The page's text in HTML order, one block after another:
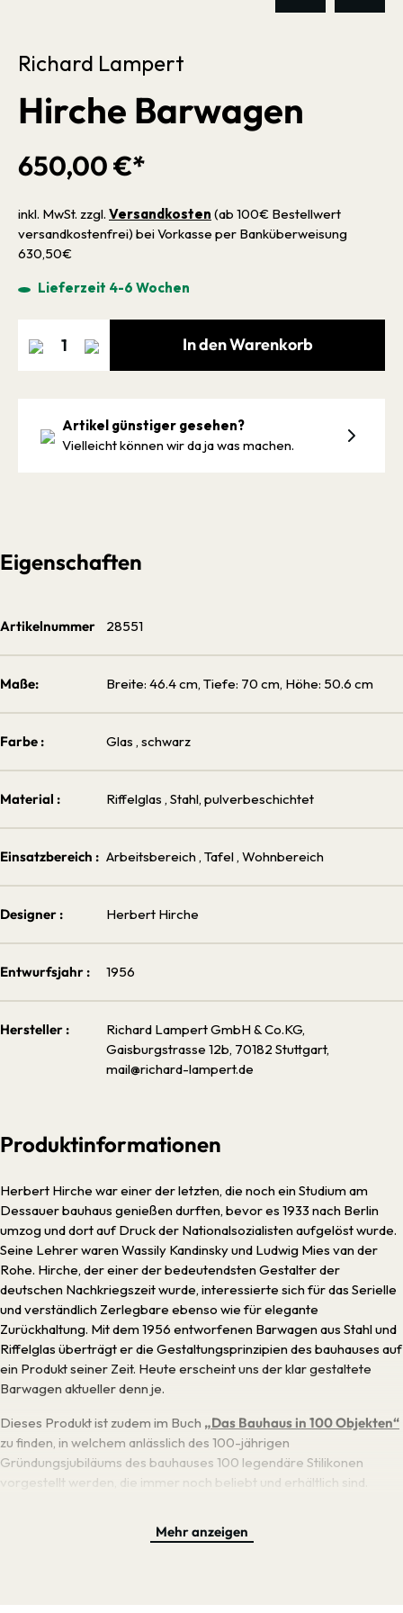
Richard Lampert
Hirche Barwagen
650,00 €*
inkl. MwSt. zzgl. Versandkosten (ab 100€ Bestellwert
versandkostenfrei) bei Vorkasse per Banküberweisung
630,50€
Lieferzeit 4-6 Wochen
In den Warenkorb
Artikel günstiger gesehen?
Vielleicht können wir da ja was machen.
Eigenschaften
Artikelnummer 28551
Maße: Breite: 46.4 cm, Tiefe: 70 cm, Höhe: 50.6 cm
Farbe : Glas , schwarz
Material : Riffelglas , Stahl, pulverbeschichtet
Einsatzbereich : Arbeitsbereich , Tafel , Wohnbereich
Designer : Herbert Hirche
Entwurfsjahr : 1956
Hersteller :
Richard Lampert GmbH & Co.KG,
Gaisburgstrasse 12b, 70182 Stuttgart,
mail@richard-lampert.de
Produktinformationen
Herbert Hirche war einer der letzten, die noch ein Studium am
Dessauer bauhaus genießen durften, bevor es 1933 nach Berlin
umzog und dort auf Druck der Nationalsozialisten aufgelöst wurde.
Seine Lehrer waren Wassily Kandinsky und Ludwig Mies van der
Rohe. Hirche, der einer der bedeutendsten Gestalter der
deutschen Nachkriegszeit wurde, interessierte sich für das Serielle
und verständlich Zerlegbare ebenso wie für elegante
Zurückhaltung. Mit dem 1956 entworfenen Barwagen aus Stahl und
Riffelglas überträgt er die Gestaltungsprinzipien des bauhauses auf
ein Produkt seiner Zeit. Heute erscheint uns der klar gestaltete
Barwagen aktueller denn je.
Dieses Produkt ist zudem im Buch „Das Bauhaus in 100 Objekten“
zu finden, in welchem anlässlich des 100-jährigen
Gründungsjubiläums des bauhauses 100 legendäre Stilikonen
vorgestellt werden, die immer noch beliebt und erhältlich sind.
Mehr anzeigen